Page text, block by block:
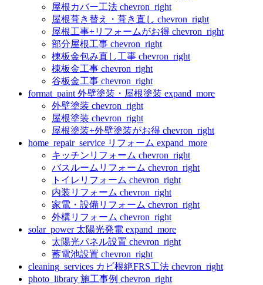
屋根カバー工法 chevron_right
屋根葺き替え・葺き直し chevron_right
屋根工事+リフォームがお得 chevron_right
部分屋根工事 chevron_right
棟板金包み直し工事 chevron_right
棟板金工事 chevron_right
谷板金工事 chevron_right
format_paint 外壁塗装・屋根塗装 expand_more
外壁塗装 chevron_right
屋根塗装 chevron_right
屋根塗装+外壁塗装がお得 chevron_right
home_repair_service リフォーム expand_more
キッチンリフォーム chevron_right
バスルームリフォーム chevron_right
トイレリフォーム chevron_right
内装リフォーム chevron_right
家電・設備リフォーム chevron_right
外構リフォーム chevron_right
solar_power 太陽光発電 expand_more
太陽光パネル設置 chevron_right
蓄電池設置 chevron_right
cleaning_services カビ根絶FRS工法 chevron_right
photo_library 施工事例 chevron_right